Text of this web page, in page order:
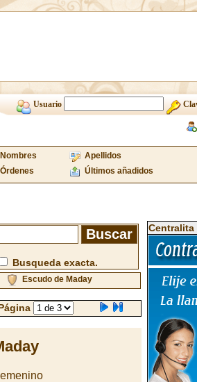
Usuario
Nombres Apellidos
Órdenes Últimos añadidos
Busqueda exacta.
Escudo de Maday
Centralita